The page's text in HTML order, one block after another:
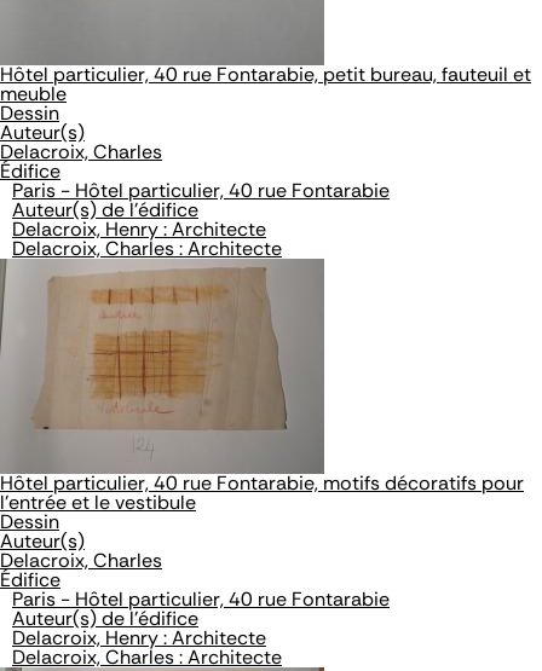
Hôtel particulier, 40 rue Fontarabie, petit bureau, fauteuil et
meuble
Dessin
Auteur(s)
Delacroix, Charles
Édifice
Paris - Hôtel particulier, 40 rue Fontarabie
Auteur(s) de l'édifice
Delacroix, Henry : Architecte
Delacroix, Charles : Architecte
Hôtel particulier, 40 rue Fontarabie, motifs décoratifs pour
l'entrée et le vestibule
Dessin
Auteur(s)
Delacroix, Charles
Édifice
Paris - Hôtel particulier, 40 rue Fontarabie
Auteur(s) de l'édifice
Delacroix, Henry : Architecte
Delacroix, Charles : Architecte